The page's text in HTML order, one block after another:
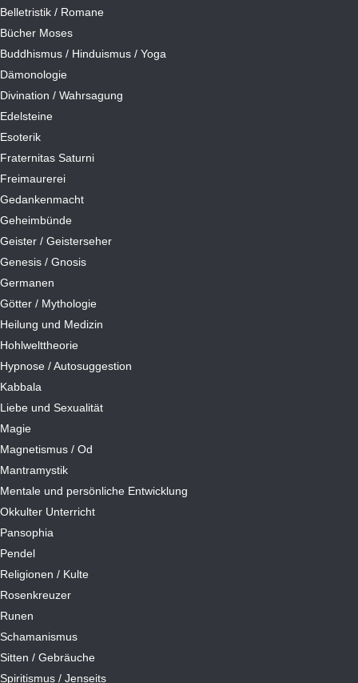
Belletristik / Romane
Bücher Moses
Buddhismus / Hinduismus / Yoga
Dämonologie
Divination / Wahrsagung
Edelsteine
Esoterik
Fraternitas Saturni
Freimaurerei
Gedankenmacht
Geheimbünde
Geister / Geisterseher
Genesis / Gnosis
Germanen
Götter / Mythologie
Heilung und Medizin
Hohlwelttheorie
Hypnose / Autosuggestion
Kabbala
Liebe und Sexualität
Magie
Magnetismus / Od
Mantramystik
Mentale und persönliche Entwicklung
Okkulter Unterricht
Pansophia
Pendel
Religionen / Kulte
Rosenkreuzer
Runen
Schamanismus
Sitten / Gebräuche
Spiritismus / Jenseits